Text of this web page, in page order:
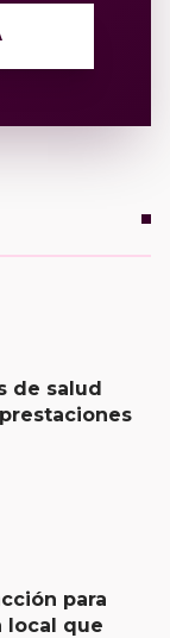
de salud
para
local que